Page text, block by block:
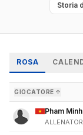
Storia
ROSA
GIOCATORE ↑
Pham